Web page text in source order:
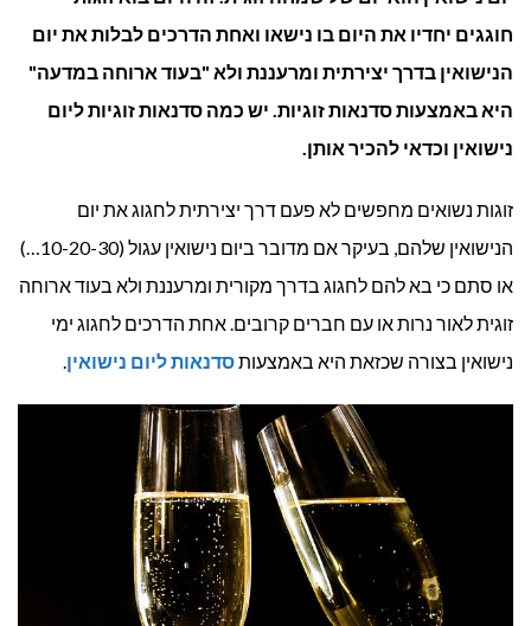
סדנאות
זוגיות
נשכחת
חוגגים יחדיו את היום בו נישאו ואחת הדרכים לבלות את יום
הנישואין בדרך יצירתית ומרעננת ולא "בעוד ארוחה במדעה"
היא באמצעות סדנאות זוגיות. יש כמה סדנאות זוגיות ליום
נישואין וכדאי להכיר אותן.
זוגות נשואים מחפשים לא פעם דרך יצירתית לחגוג את יום
הנישואין שלהם, בעיקר אם מדובר ביום נישואין עגול (10-20-30…)
או סתם כי בא להם לחגוג בדרך מקורית ומרעננת ולא בעוד ארוחה
זוגית לאור נרות או עם חברים קרובים. אחת הדרכים לחגוג ימי
נישואין בצורה שכזאת היא באמצעותסדנאות ליום נישואין.